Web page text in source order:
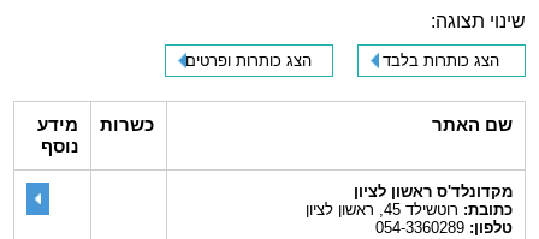
שינוי תצוגה:
הצג כותרות בלבד הצג כותרות ופרטים
שם האתר כשרות
מידע
נוסף
מקדונלד'ס ראשון לציון
כתובת:רוטשילד 45, ראשון לציון
טלפון:054-3360289